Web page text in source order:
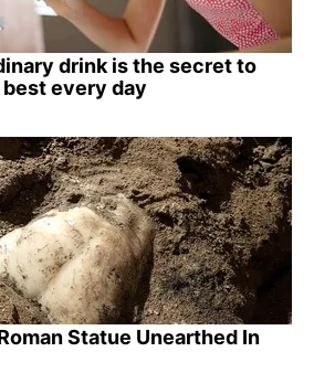
drink is the secret to
every day
Statue Unearthed In